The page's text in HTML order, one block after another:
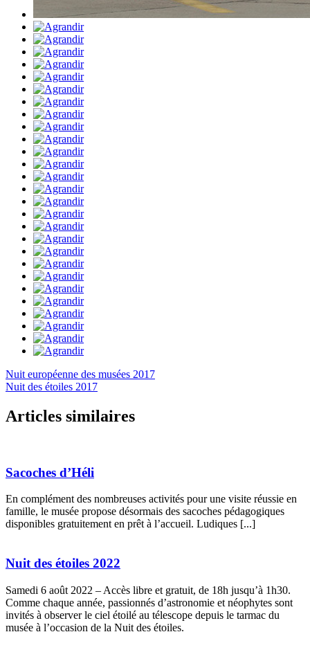
Nuit européenne des musées 2017
Nuit des étoiles 2017
Articles similaires
Sacoches d’Héli
En complément des nombreuses activités pour une visite réussie en
famille, le musée propose désormais des sacoches pédagogiques
disponibles gratuitement en prêt à l’accueil. Ludiques [...]
Nuit des étoiles 2022
Samedi 6 août 2022 – Accès libre et gratuit, de 18h jusqu’à 1h30.
Comme chaque année, passionnés d’astronomie et néophytes sont
invités à observer le ciel étoilé au télescope depuis le tarmac du
musée à l’occasion de la Nuit des étoiles.